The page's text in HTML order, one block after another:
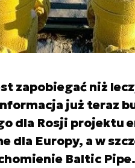
zapobiegać niż
już teraz
dla Rosji projektu
dla Europy, a w
Baltic